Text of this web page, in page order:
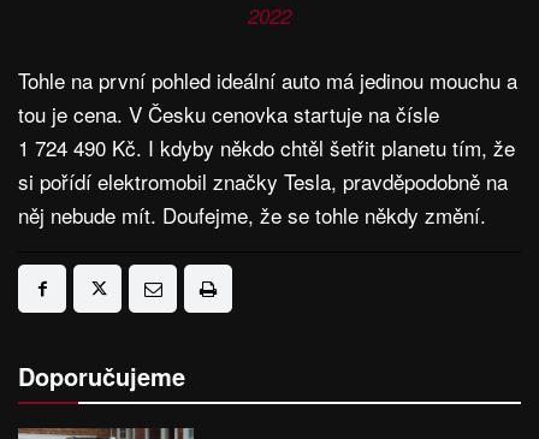
2022
Tohle na první pohled ideální auto má jedinou mouchu a
tou je cena. V Česku cenovka startuje na čísle
1 724 490 Kč. I kdyby někdo chtěl šetřit planetu tím, že
si pořídí elektromobil značky Tesla, pravděpodobně na
něj nebude mít. Doufejme, že se tohle někdy změní.
Doporučujeme